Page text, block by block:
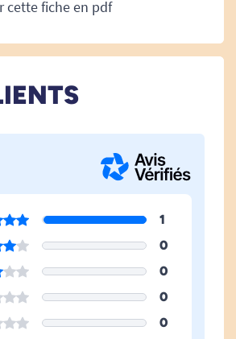
cette fiche en pdf
1
0
0
0
0